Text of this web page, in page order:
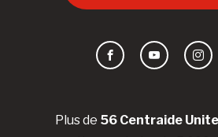
Plus de 56 Centraide
FacebookYouTube